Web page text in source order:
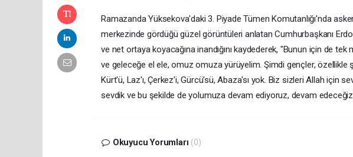
Ramazanda Yüksekova'daki 3. Piyade Tümen Komutanlığı'nda
merkezinde gördüğü güzel görüntüleri anlatan Cumhurbaşkanı
ve net ortaya koyacağına inandığını kaydederek, "Bunun için de
ve geleceğe el ele, omuz omuza yürüyelim. Şimdi gençler,
Kürt'ü, Laz'ı, Çerkez'i, Gürcü'sü, Abaza'sı yok. Biz sizleri Allah için
sevdik ve bu şekilde de yolumuza devam ediyoruz, devam
Okuyucu Yorumları (0)